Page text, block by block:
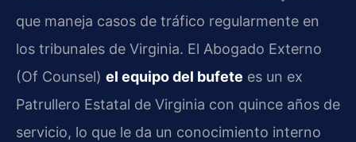
que maneja casos de tráfico regularmente en
los tribunales de Virginia. El Abogado Externo
(Of Counsel) el equipo del bufete es un ex
Patrullero Estatal de Virginia con quince años de
servicio, lo que le da un conocimiento interno